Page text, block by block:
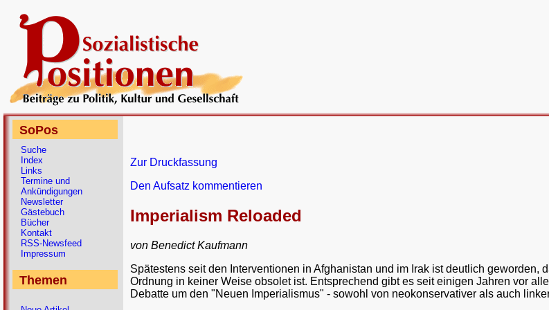
Zur Druckfassung
Den Aufsatz kommentieren
Imperialism Reloaded
von Benedict Kaufmann
Spätestens seit den Interventionen in Afghanistan und im Irak ist deutlich
Ordnung in keiner Weise obsolet ist. Entsprechend gibt es seit einigen Jahren vor
Debatte um den "Neuen Imperialismus" - sowohl von neokonservativer als auch
SoPos
Suche
Index
Links
Termine und
Ankündigungen
Newsletter
Gästebuch
Bücher
Kontakt
RSS-Newsfeed
Impressum
Themen